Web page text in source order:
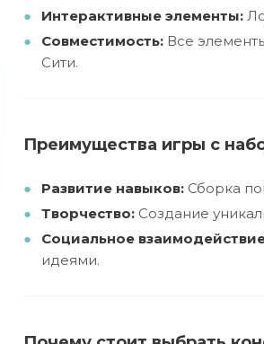
Интерактивные элементы:
Совместимость: Все
Сити.
Преимущества игры с
Развитие навыков: Сборка
Творчество: Создание
Социальное
идеями.